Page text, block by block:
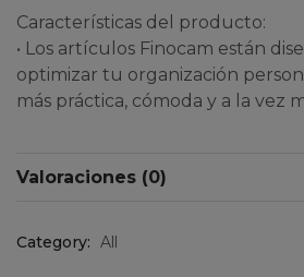
Características del producto:
• Los artículos Finocam están
optimizar tu organización
más práctica, cómoda y a la vez
Valoraciones (0)
Category: All